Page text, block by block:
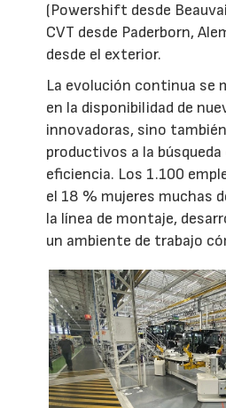
(Powershift desde
CVT desde Paderborn,
desde el exterior.
La evolución continua se
en la disponibilidad de
innovadoras, sino
productivos a la
eficiencia. Los 1.100
el 18 % mujeres muchas
la línea de montaje,
un ambiente de trabajo